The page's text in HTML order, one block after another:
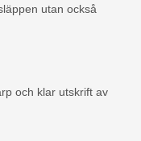
utan också
och klar utskrift av